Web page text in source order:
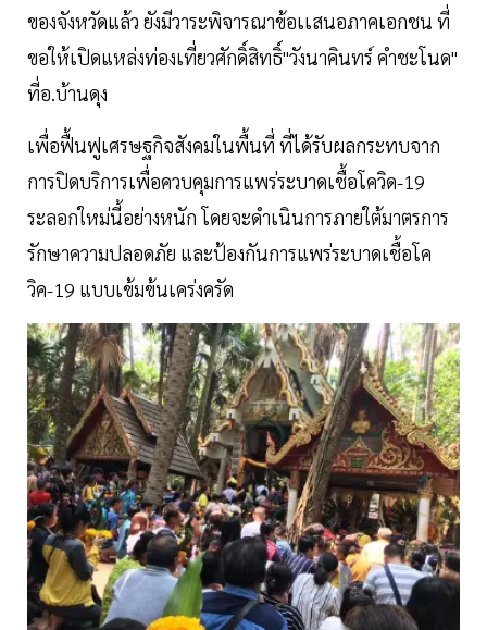
ของจังหวัดแล้ว ยังมีวาระพิจารณาข้อเเสนอภาคเอกชน ที่
ขอให้เปิดแหล่งท่องเที่ยวศักดิ์สิทธิ์"วังนาคินทร์ คำชะโนด"
ที่อ.บ้านดุง
เพื่อฟื้นฟูเศรษฐกิจสังคมในพื้นที่ ที่ได้รับผลกระทบจาก
การปิดบริการเพื่อควบคุมการแพร่ระบาดเชื้อโควิด-19
ระลอกใหม่นี้อย่างหนัก โดยจะดำเนินการภายใต้มาตรการ
รักษาความปลอดภัย และป้องกันการแพร่ระบาดเชื้อโค
วิค-19 แบบเข้มข้นเคร่งครัด